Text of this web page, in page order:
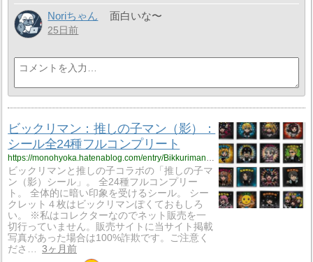
Noriちゃん 面白いな〜
25日前
ビックリマン：推しの子マン（影）：
シール全24種フルコンプリート
https://monohyoka.hatenablog.com/entry/Bikkuriman_Sticker%3A_Oshinokoman_%28Shadow%29?utm_source=feed
ビックリマンと推しの子コラボの「推しの子マ
ン（影）シール」。 全24種フルコンプリー
ト。 全体的に暗い印象を受けるシール。 シー
クレット４枚はビックリマンぽくておもしろ
い。 ※私はコレクターなのでネット販売を一
切行っていません。販売サイトに当サイト掲載
写真があった場合は100%詐欺です。ご注意く
ださ…
3ヶ月前